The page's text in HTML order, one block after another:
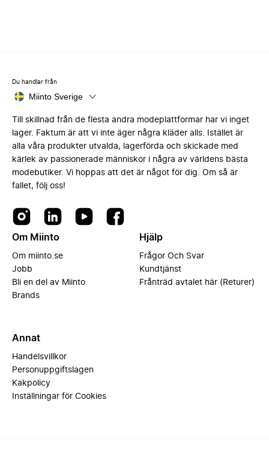
Du handlar från
Miinto Sverige
Till skillnad från de flesta andra modeplattformar har vi inget
lager. Faktum är att vi inte äger några kläder alls. Istället är
alla våra produkter utvalda, lagerförda och skickade med
kärlek av passionerade människor i några av världens bästa
modebutiker. Vi hoppas att det är något för dig. Om så är
fallet, följ oss!
Om Miinto
Om miinto.se
Jobb
Bli en del av Miinto
Brands
Hjälp
Frågor Och Svar
Kundtjänst
Frånträd avtalet här (Returer)
Annat
Handelsvillkor
Personuppgiftslagen
Kakpolicy
Inställningar för Cookies